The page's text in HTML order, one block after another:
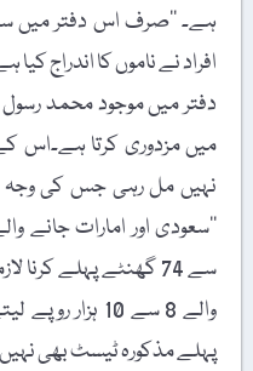
افراد نے ناموں کا اندراج کیا
دفتر میں موجود محمد
میں مزدوری کرتا ہے۔اس
نہیں مل رہی جس کی وجہ
’’سعودی اور امارات جانے
سے 74 گھنٹے پہلے
والے 8 سے 10
پہلے مذکورہ ٹیسٹ بھی